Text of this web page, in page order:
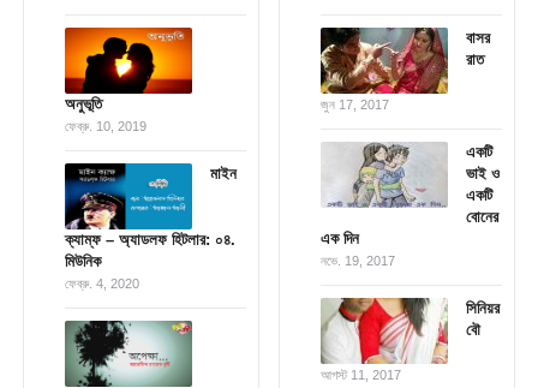
অনুভূতি
ফেব্রু. 10, 2019
মাইন
ক্যাম্ফ – অ্যাডলফ হিটলার: ০৪.
মিউনিক
ফেব্রু. 4, 2020
বাসর
রাত
জুন 17, 2017
একটি
ভাই ও
একটি
বোনের
এক দিন
নভে. 19, 2017
সিনিয়র
বৌ
আগস্ট 11, 2017